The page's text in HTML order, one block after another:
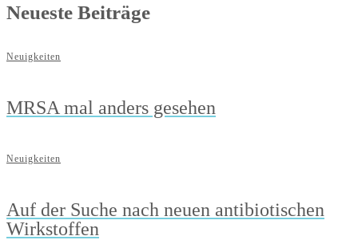
Neueste Beiträge
Neuigkeiten
MRSA mal anders gesehen
Neuigkeiten
Auf der Suche nach neuen antibiotischen
Wirkstoffen